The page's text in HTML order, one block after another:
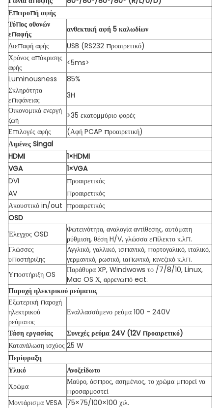
Επιτροπή αφής
Τύπος οθονών
επαφής
ανθεκτική αφή 5 καλωδίων
Διεπαφή αφής
USB (RS232 προαιρετικό)
Χρόνος απόκρισης
αφής
<5ms>
Luminousness
85%
Σκληρότητα
επιφάνειας
3H
Οικονομικά ενεργή
ζωή
>35 εκατομμύριο φορές
Επιλογές αφής
(Αφή PCAP προαιρετική)
Λιμένες Singal
HDMI
1×HDMI
VGA
1×VGA
DVI
προαιρετικός
AV
προαιρετικός
Ακουστικό in/out προαιρετικός
OSD
Έλεγχος OSD
Φωτεινότητα, αναλογία αντίθεσης, αυτόματη
ρύθμιση, θέση H/V, γλώσσα επίλεκτο κ.λπ.
Γλώσσες
υποστήριξης
Αγγλικό, γαλλικό, ισπανικό, πορτογαλικό, ιταλικό,
γερμανικό, ρωσικό, ιαπωνικό, κινεζικό κ.λπ.
Υποστήριξη OS
Παράθυρα XP, Windwows το /7/8/10, Linux,
Mac OS Χ, αρρενωπό ect.
Παροχή ηλεκτρικού ρεύματος
Εξωτερική παροχή
ηλεκτρικού
ρεύματος
Εναλλασσόμενο ρεύμα 100 - 240V
Τάση εργασίας
Συνεχές ρεύμα 24V (12V προαιρετικό)
Κατανάλωση ισχύος 25 W
Περίφραξη
Υλικό
Ανοξείδωτο
Χρώμα
Μαύρο, άσπρος, ασημένιος, το χρώμα μπορεί να
προσαρμοστεί
Μοντάρισμα VESA 75×75/100×100 χιλ.